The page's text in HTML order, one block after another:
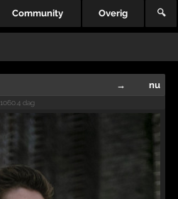
Community Overig 🔍
→ nu
1060.4 dag